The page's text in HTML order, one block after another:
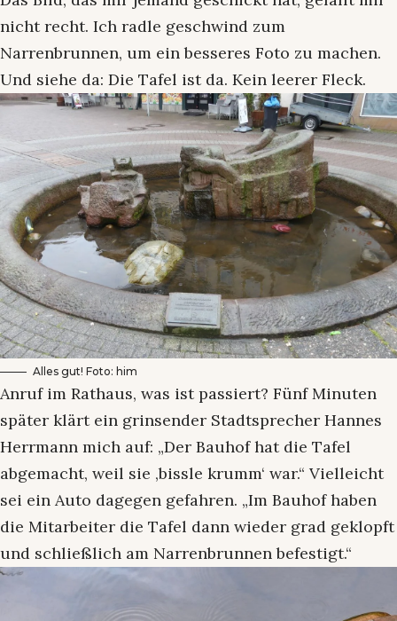
nicht recht. Ich radle geschwind zum
Narrenbrunnen, um ein besseres Foto zu machen.
Und siehe da: Die Tafel ist da. Kein leerer Fleck.
Alles gut! Foto: him
Anruf im Rathaus, was ist passiert? Fünf Minuten
später klärt ein grinsender Stadtsprecher Hannes
Herrmann mich auf: „Der Bauhof hat die Tafel
abgemacht, weil sie ‚bissle krumm‘ war.“ Vielleicht
sei ein Auto dagegen gefahren. „Im Bauhof haben
die Mitarbeiter die Tafel dann wieder grad geklopft
und schließlich am Narrenbrunnen befestigt.“